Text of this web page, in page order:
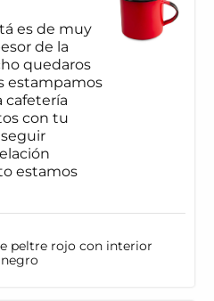
es de muy
de la
quedaros
estampamos
cafetería
con tu
estamos
peltre rojo con interior